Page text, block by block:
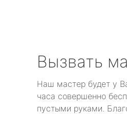
Вызвать
Наш мастер будет у
часа совершенно
пустыми руками.